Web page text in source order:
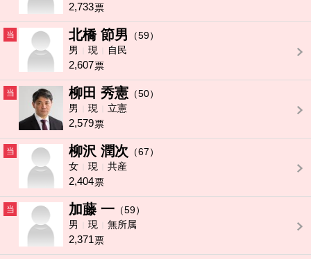
2,733票
当 北橋 節男
（59）
男
現 自民
2,607票
当 柳田 秀憲 （50）
男
現 立憲
2,579票
当 柳沢 潤次 （67）
女
現 共産
2,404票
当 加藤 一 （59）
男
現 無所属
2,371票